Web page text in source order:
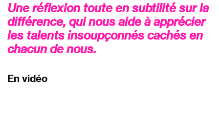
Une réflexion toute en subtilité sur la
différence, qui nous aide à apprécier
les talents insoupçonnés cachés en
chacun de nous.
En vidéo